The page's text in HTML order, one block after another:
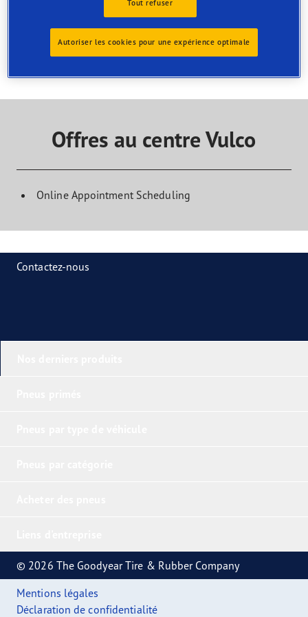
Trouvez le service dont vous avez besoin et contactez le
centre pour organiser votre rendez-vous
Offres au centre Vulco
Online Appointment Scheduling
Contactez-nous
© 2026 The Goodyear Tire & Rubber Company
Mentions légales
Déclaration de confidentialité
Tout refuser
Autoriser les cookies pour une expérience optimale